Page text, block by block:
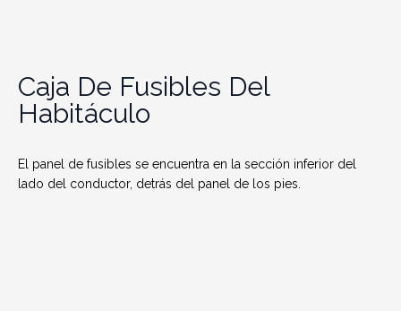
Caja De Fusibles Del
Habitáculo
El panel de fusibles se encuentra en la sección inferior del
lado del conductor, detrás del panel de los pies.